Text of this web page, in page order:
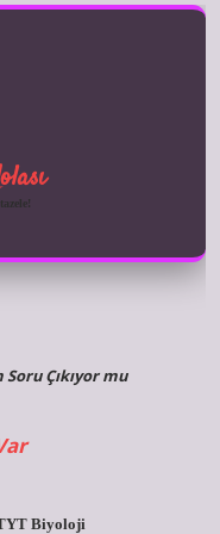
Çıkıyor mu
Biyoloji